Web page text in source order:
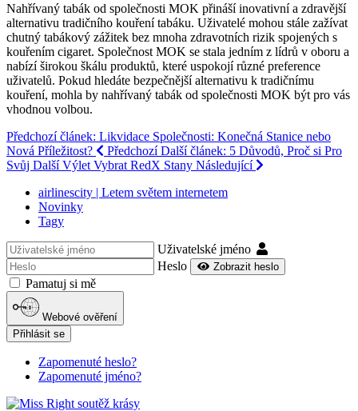
Nahřívaný tabák od společnosti MOK přináší inovativní a zdravější
alternativu tradičního kouření tabáku. Uživatelé mohou stále zažívat
chutný tabákový zážitek bez mnoha zdravotních rizik spojených s
kouřením cigaret. Společnost MOK se stala jedním z lídrů v oboru a
nabízí širokou škálu produktů, které uspokojí různé preference
uživatelů. Pokud hledáte bezpečnější alternativu k tradičnímu
kouření, mohla by nahřívaný tabák od společnosti MOK být pro vás
vhodnou volbou.
Předchozí článek: Likvidace Společnosti: Konečná Stanice nebo
Nová Příležitost?
Předchozí Další článek: 5 Důvodů, Proč si Pro
Svůj Další Výlet Vybrat RedX Stany Následující
airlinescity | Letem světem internetem
Novinky
Tagy
Uživatelské jméno
Heslo
Zobrazit heslo
Pamatuj si mě
Webové ověření
Přihlásit se
Zapomenuté heslo?
Zapomenuté jméno?